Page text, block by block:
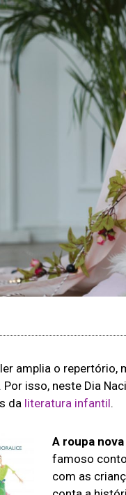
amplia o
isso, neste Dia
da literatura infantil.
A roupa
famoso
com as